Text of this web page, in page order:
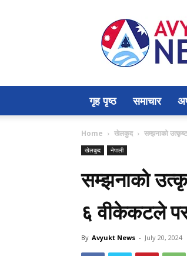
गृह पृष्ठ समाचार
Home खेलकुद सम्झनाको
खेलकुद नेपाली
सम्झनाको
६ वीकेकटले
By Avyukt News - July 20, 2024